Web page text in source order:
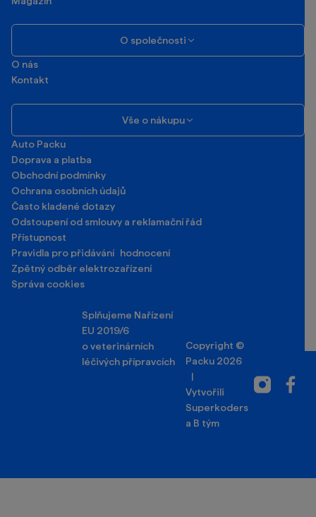
O společnosti
O nás
Kontakt
Vše o nákupu
Auto Packu
Doprava a platba
Obchodní podmínky
Ochrana osobních údajů
Často kladené dotazy
Odstoupení od smlouvy a reklamační řád
Přístupnost
Pravidla pro přidávání hodnocení
Zpětný odběr elektrozařízení
Správa cookies
Splňujeme Nařízení
EU 2019/6
o veterinárních
léčivých přípravcích
Copyright ©
Packu 2026
|
Vytvořili
Superkoders
a B tým
Instagram